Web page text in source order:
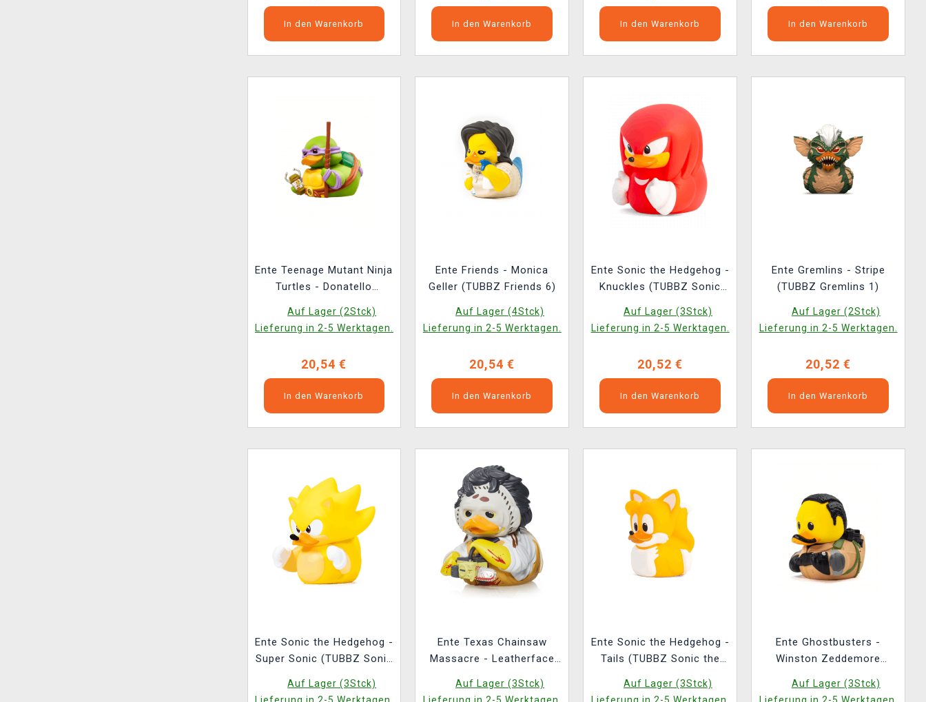
In den Warenkorb In den Warenkorb In den Warenkorb In den Warenkorb
Ente Teenage Mutant Ninja
Turtles - Donatello
Auf Lager (2Stck)
Lieferung in 2-5 Werktagen.
20,54 €
In den Warenkorb
Ente Friends - Monica
Geller (TUBBZ Friends 6)
Auf Lager (4Stck)
Lieferung in 2-5 Werktagen.
20,54 €
In den Warenkorb
Ente Sonic the Hedgehog -
Knuckles (TUBBZ Sonic
Auf Lager (3Stck)
Lieferung in 2-5 Werktagen.
20,52 €
In den Warenkorb
Ente Gremlins - Stripe
(TUBBZ Gremlins 1)
Auf Lager (2Stck)
Lieferung in 2-5 Werktagen.
20,52 €
In den Warenkorb
Ente Sonic the Hedgehog -
Super Sonic (TUBBZ Sonic
Auf Lager (3Stck)
Lieferung in 2-5 Werktagen.
Ente Texas Chainsaw
Massacre - Leatherface
Auf Lager (3Stck)
Lieferung in 2-5 Werktagen.
Ente Sonic the Hedgehog -
Tails (TUBBZ Sonic the
Auf Lager (3Stck)
Lieferung in 2-5 Werktagen.
Ente Ghostbusters -
Winston Zeddemore
Auf Lager (3Stck)
Lieferung in 2-5 Werktagen.